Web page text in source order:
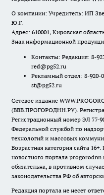
О компании: Учредитель: ИП
Ю.Г.
Адрес: 610001, Кировская
Знак информационной
Контакты: Редакция: 8-
red@pg52.ru
Рекламный отдел: 8-920-
st@pg52.ru
Сетевое издание
(ВВВ.ПРОГОРОДНН.РУ).
Регистрационный номер ЭЛ 77-
Федеральной службой по
технологий и массовых
Возрастная категория сайта
новостного портала
обязательна, в противном
законодательства РФ об
Редакция портала не несет